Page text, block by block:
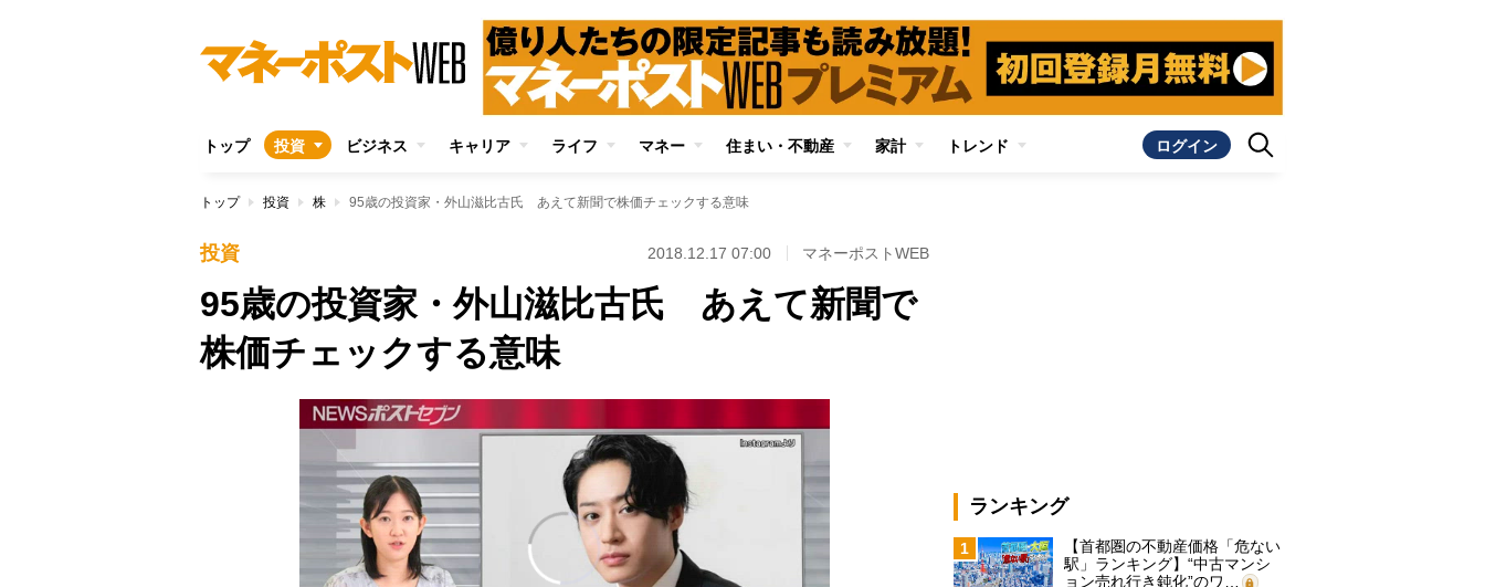
トップ 投資 ビジネス キャリア ライフ マネー 住まい・不動産 家計 トレンド ログイン
トップ 投資 株 95歳の投資家・外山滋比古氏 あえて新聞で株価チェックする意味
投資 2018.12.17 07:00 マネーポストWEB
95歳の投資家・外山滋比古氏 あえて新聞で
株価チェックする意味
ランキング
1
【首都圏の不動産価格「危ない
駅」ランキング】“中古マンシ
ョン売れ行き鈍化”のワ…